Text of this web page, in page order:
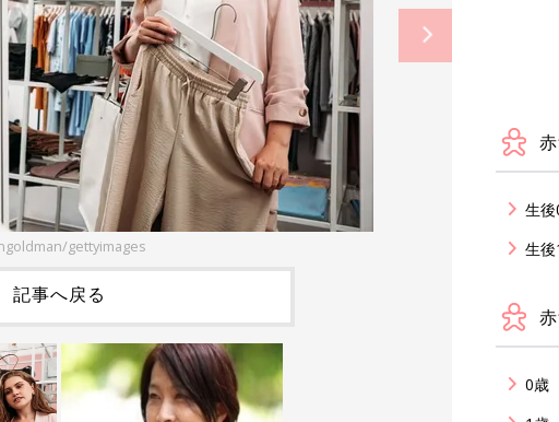
gettyimages
記事へ戻る
生
生後
0歳